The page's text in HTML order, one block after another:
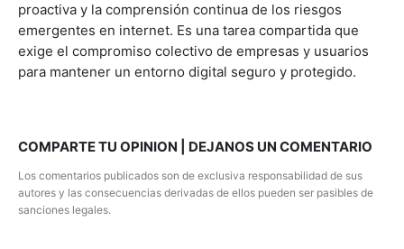
proactiva y la comprensión continua de los riesgos
emergentes en internet. Es una tarea compartida que
exige el compromiso colectivo de empresas y usuarios
para mantener un entorno digital seguro y protegido.
COMPARTE TU OPINION | DEJANOS UN COMENTARIO
Los comentarios publicados son de exclusiva responsabilidad de sus
autores y las consecuencias derivadas de ellos pueden ser pasibles de
sanciones legales.